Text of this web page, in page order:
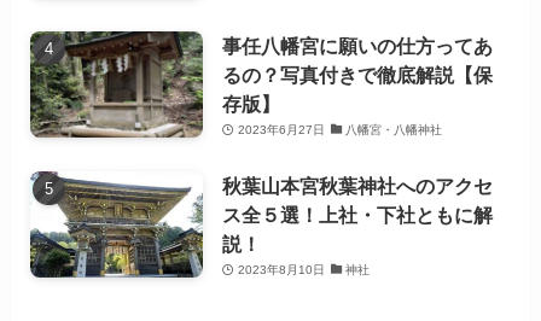
事任八幡宮に願いの仕方ってあ
るの？写真付きで徹底解説【保
存版】
2023年6月27日 八幡宮・八幡神社
秋葉山本宮秋葉神社へのアクセ
ス全５選！上社・下社ともに解
説！
2023年8月10日 神社